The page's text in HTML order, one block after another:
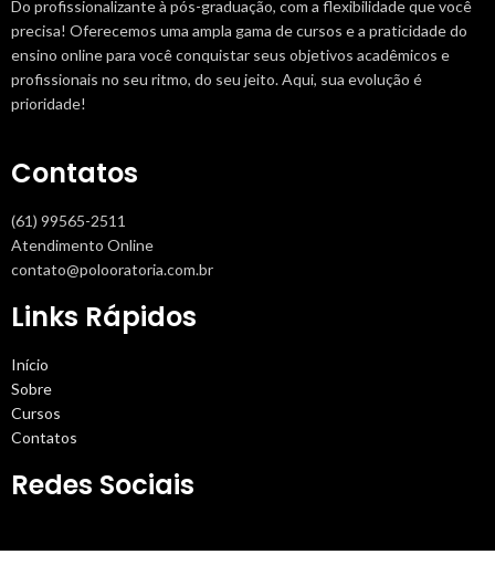
Do profissionalizante à pós-graduação, com a flexibilidade que você
precisa! Oferecemos uma ampla gama de cursos e a praticidade do
ensino online para você conquistar seus objetivos acadêmicos e
profissionais no seu ritmo, do seu jeito. Aqui, sua evolução é
prioridade!
Contatos
(61) 99565-2511
Atendimento Online
contato@polooratoria.com.br
Links Rápidos
Início
Sobre
Cursos
Contatos
Redes Sociais